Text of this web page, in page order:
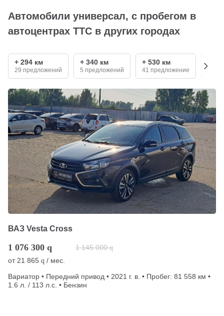
Автомобили универсал, с пробегом в
автоцентрах ТТС в других городах
+ 294 км
29 предложений
+ 340 км
5 предложений
+ 530 км
41 предложение
ВАЗ Vesta Cross
1 076 300 q 1 145 000 q
от21 865 q / мес.
Вариатор • Передний привод • 2021 г. в. • Пробег: 81 558 км •
1.6 л. / 113 л.с. • Бензин